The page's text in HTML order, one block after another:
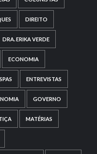
DIREITO
DRA. ERIKA VERDE
ECONOMIA
ENTREVISTAS
GOVERNO
MATÉRIAS